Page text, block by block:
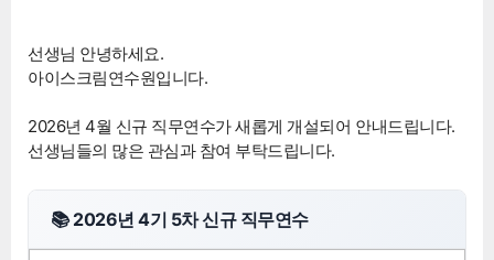
선생님 안녕하세요.
아이스크림연수원입니다.
2026년 4월 신규 직무연수가 새롭게 개설되어 안내드립니다.
선생님들의 많은 관심과 참여 부탁드립니다.
📚 2026년 4기 5차 신규 직무연수